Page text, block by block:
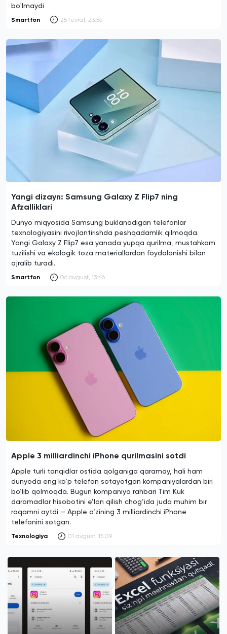
bo'lmaydi
Smartfon 25 fevral, 23:56
Yangi dizayn: Samsung Galaxy Z Flip7 ning
Afzalliklari
Dunyo miqyosida Samsung buklanadigan telefonlar
texnologiyasini rivojlantirishda peshqadamlik qilmoqda.
Yangi Galaxy Z Flip7 esa yanada yupqa qurilma, mustahkam
tuzilishi va ekologik toza materiallardan foydalanishi bilan
ajralib turadi.
Smartfon 06 avgust, 13:46
Apple 3 milliardinchi iPhone qurilmasini sotdi
Apple turli tanqidlar ostida qolganiga qaramay, hali ham
dunyoda eng ko‘p telefon sotayotgan kompaniyalardan biri
bo‘lib qolmoqda. Bugun kompaniya rahbari Tim Kuk
daromadlar hisobotini e’lon qilish chog‘ida juda muhim bir
raqamni aytdi — Apple o‘zining 3 milliardinchi iPhone
telefonini sotgan.
Texnologiya 01 avgust, 15:09